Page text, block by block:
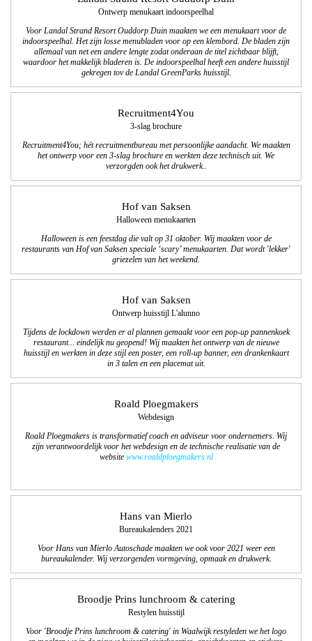
Ontwerp menukaart indoorspeelhal
Voor Landal Strand Resort Ouddorp Duin maakten we een menukaart voor de
indoorspeelhal. Het zijn losse menubladen voor op een klembord. De bladen zijn
allemaal van net een andere lengte zodat onderaan de titel zichtbaar blijft,
waardoor het makkelijk bladeren is. De indoorspeelhal heeft een andere huisstijl
gekregen tov de Landal GreenParks huisstijl.
Recruitment4You
3-slag brochure
Recruitment4You; hét recruitmentbureau met persoonlijke aandacht. We maakten
het ontwerp voor een 3-slag brochure en werkten deze technisch uit. We
verzorgden ook het drukwerk..
Hof van Saksen
Halloween menukaarten
Halloween is een feestdag die valt op 31 oktober. Wij maakten voor de
restaurants van Hof van Saksen speciale ‘scary’ menukaarten. Dat wordt 'lekker'
griezelen van het weekend.
Hof van Saksen
Ontwerp huisstijl L'alunno
Tijdens de lockdown werden er al plannen gemaakt voor een pop-up pannenkoek
restaurant... eindelijk nu geopend! Wij maakten het ontwerp van de nieuwe
huisstijl en werkten in deze stijl een poster, een roll-up banner, een drankenkaart
in 3 talen en een placemat uit.
Roald Ploegmakers
Webdesign
Roald Ploegmakers is transformatief coach en adviseur voor ondernemers. Wij
zijn verantwoordelijk voor het webdesign en de technische realisatie van de
website www.roaldploegmakers.nl
Hans van Mierlo
Bureaukalenders 2021
Voor Hans van Mierlo Autoschade maakten we ook voor 2021 weer een
bureaukalender. Wij verzorgenden vormgeving, opmaak en drukwerk.
Broodje Prins lunchroom & catering
Restylen huisstijl
Voor 'Broodje Prins lunchroom & catering' in Waalwijk restyleden we het logo